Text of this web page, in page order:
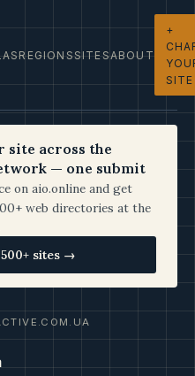
REGIONSSITESABOUT
+
SITE
site across the
— one submit
on aio.online and get
web directories at the
sites →